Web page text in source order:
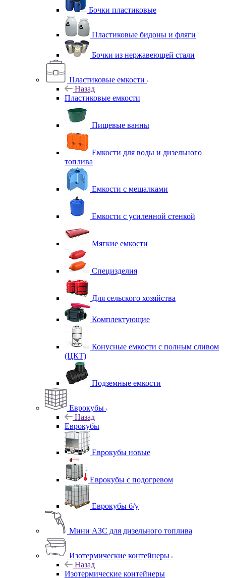
Бочки пластиковые
Пластиковые бидоны и фляги
Бочки из нержавеющей стали
Пластиковые емкости
Назад
Пластиковые емкости
Пищевые ванны
Емкости для воды и дизельного
топлива
Емкости с мешалками
Емкости с усиленной стенкой
Мягкие емкости
Специзделия
Для сельского хозяйства
Комплектующие
Конусные емкости с полным сливом
(ЦКТ)
Подземные емкости
Еврокубы
Назад
Еврокубы
Еврокубы новые
Еврокубы с подогревом
Еврокубы б/у
Мини АЗС для дизельного топлива
Изотермические контейнеры
Назад
Изотермические контейнеры